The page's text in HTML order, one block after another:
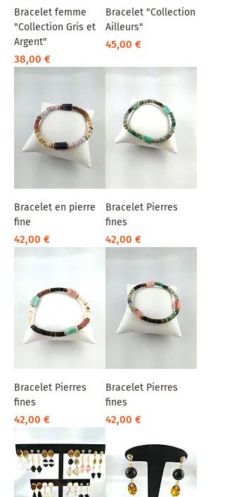
Bracelet femme
"Collection Gris et
Argent"
Prix
38,00 €
Bracelet "Collection
Ailleurs"
Prix
45,00 €
Bracelet en pierre
fine
Prix
42,00 €
Bracelet Pierres
fines
Prix
42,00 €
Bracelet Pierres
fines
Prix
42,00 €
Bracelet Pierres
fines
Prix
42,00 €